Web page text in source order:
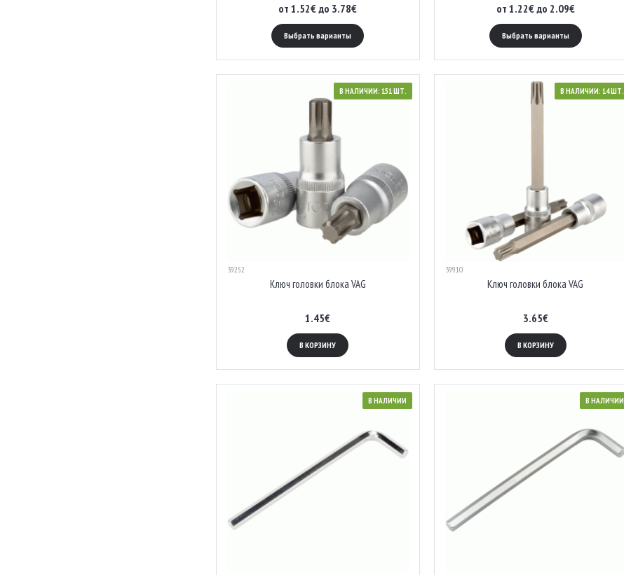
от 1.52€ до 3.78€
Выбрать варианты
от 1.22€ до 2.09€
Выбрать варианты
В НАЛИЧИИ: 151 ШТ.
39252
Ключ головки блока VAG
1.45€
В КОРЗИНУ
В НАЛИЧИИ: 14 ШТ.
39910
Ключ головки блока VAG
3.65€
В КОРЗИНУ
В НАЛИЧИИ В НАЛИЧИИ